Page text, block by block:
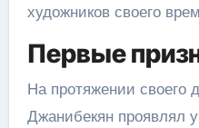
художников своего
Первые
На протяжении своего
Джанибекян проявлял